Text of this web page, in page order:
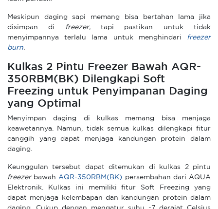
Meskipun daging sapi memang bisa bertahan lama jika
disimpan di
freezer,tapi pastikan untuk tidak
menyimpannya terlalu lama untuk menghindari
freezer
burn.
Kulkas 2 Pintu Freezer Bawah AQR-
350RBM(BK) Dilengkapi Soft
Freezing untuk Penyimpanan Daging
yang Optimal
Menyimpan daging di kulkas memang bisa menjaga
keawetannya. Namun, tidak semua kulkas dilengkapi fitur
canggih yang dapat menjaga kandungan protein dalam
daging.
Keunggulan tersebut dapat ditemukan di kulkas 2 pintu
freezer bawah AQR-350RBM(BK)
persembahan dari AQUA
Elektronik. Kulkas ini memiliki fitur Soft Freezing yang
dapat menjaga kelembapan dan kandungan protein dalam